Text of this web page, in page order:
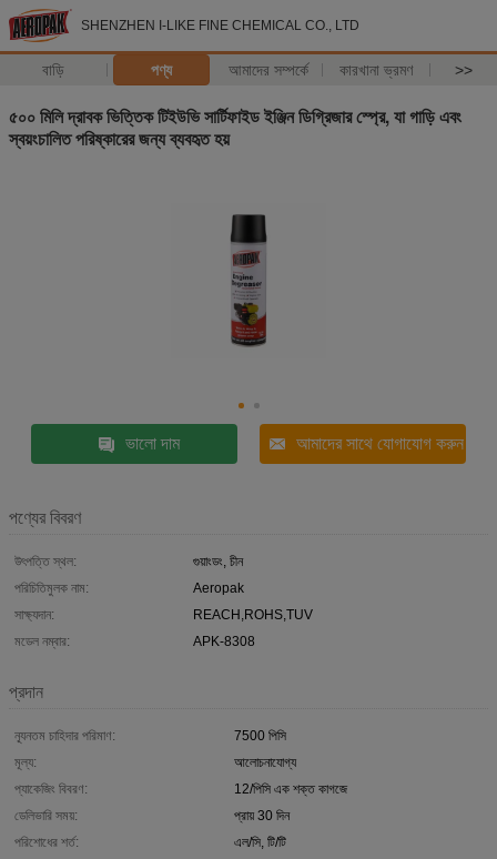
SHENZHEN I-LIKE FINE CHEMICAL CO., LTD
বাড়ি পণ্য আমাদের সম্পর্কে কারখানা ভ্রমণ >>
৫০০ মিলি দ্রাবক ভিত্তিক টিইউভি সার্টিফাইড ইঞ্জিন ডিগ্রিজার স্প্রে, যা গাড়ি এবং
স্বয়ংচালিত পরিষ্কারের জন্য ব্যবহৃত হয়
ভালো দাম আমাদের সাথে যোগাযোগ করুন
পণ্যের বিবরণ
উৎপত্তি স্থল:
গুয়াংডং, চীন
পরিচিতিমুলক নাম:
Aeropak
সাক্ষ্যদান:
REACH,ROHS,TUV
মডেল নম্বার:
APK-8308
প্রদান
ন্যূনতম চাহিদার পরিমাণ:
7500 পিসি
মূল্য:
আলোচনাযোগ্য
প্যাকেজিং বিবরণ:
12/পিসি এক শক্ত কাগজে
ডেলিভারি সময়:
প্রায় 30 দিন
পরিশোধের শর্ত:
এল/সি, টি/টি